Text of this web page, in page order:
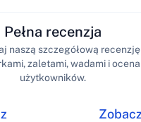
Pełna recenzja
naszą szczegółową recenzję
zaletami, wadami i
użytkowników.
Zobacz